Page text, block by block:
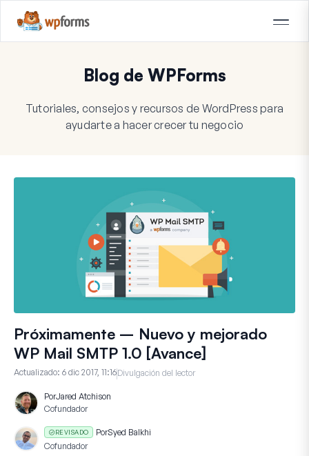
Blog de WPForms
Tutoriales, consejos y recursos de WordPress para
ayudarte a hacer crecer tu negocio
Próximamente – Nuevo y mejorado
WP Mail SMTP 1.0 [Avance]
Actualizado: 6 dic 2017, 11:16Divulgación del lector
PorJared Atchison
Cofundador
REVISADO PorSyed Balkhi
Cofundador